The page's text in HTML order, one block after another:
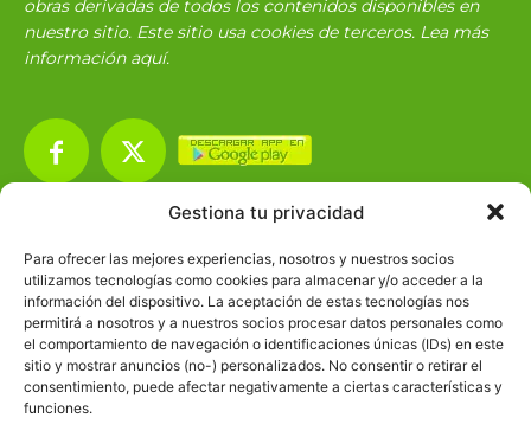
Gestiona tu privacidad
Para ofrecer las mejores experiencias, nosotros y nuestros socios
utilizamos tecnologías como cookies para almacenar y/o acceder a la
información del dispositivo. La aceptación de estas tecnologías nos
permitirá a nosotros y a nuestros socios procesar datos personales como
el comportamiento de navegación o identificaciones únicas (IDs) en este
sitio y mostrar anuncios (no-) personalizados. No consentir o retirar el
consentimiento, puede afectar negativamente a ciertas características y
funciones.
obras derivadas de todos los contenidos disponibles en
nuestro sitio. Este sitio usa cookies de terceros. Lea más
información aquí.
Ciencias
2072
Filosofía
Historia
1597
Lengua
211